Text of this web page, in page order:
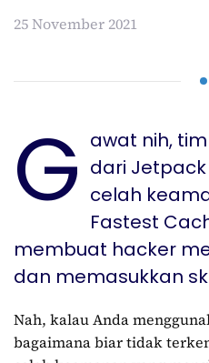
25 November 2021
G awat nih,
dari
celah
Fastest
membuat hacker
dan memasukkan
Nah, kalau Anda
bagaimana biar tidak